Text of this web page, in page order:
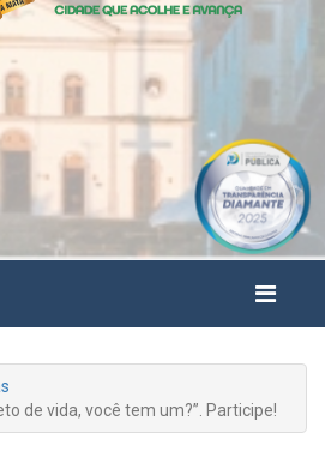
de vida, você tem um?”. Participe!